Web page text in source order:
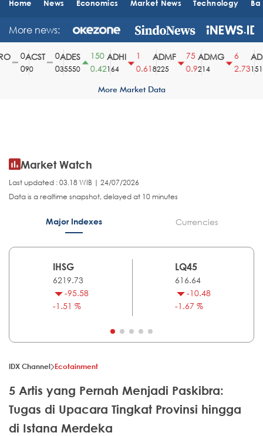
Home News Economics Market News Technology
More news:
ACST
90
ADES
35550
150
0.42
ADHI
164
0.61
ADMF
8225
75
0.9
ADMG
214
2.731510
More Market Data
Market Watch
Last updated : 03.18 WIB | 24/07/2026
Data is a realtime snapshot, delayed at 10 minutes
Major Indexes Currencies
IHSG
6219.73
-95.58
-1.51 %
LQ45
616.64
-10.48
-1.67 %
IDX Channel Ecotainment
5 Artis yang Pernah Menjadi Paskibra:
Tugas di Upacara Tingkat Provinsi hingga
di Istana Merdeka